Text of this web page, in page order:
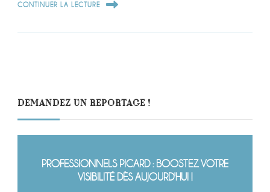
CONTINUER LA LECTURE
DEMANDEZ UN REPORTAGE !
PROFESSIONNELS PICARD : BOOSTEZ VOTRE
VISIBILITÉ DÈS AUJOURD'HUI !